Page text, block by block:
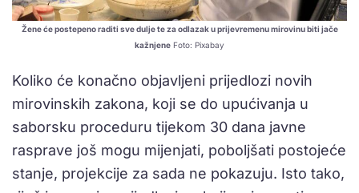
Žene će postepeno raditi sve dulje te za odlazak u prijevremenu mirovinu biti jače
kažnjene Foto: Pixabay
Koliko će konačno objavljeni prijedlozi novih
mirovinskih zakona, koji se do upućivanja u
saborsku proceduru tijekom 30 dana javne
rasprave još mogu mijenjati, poboljšati postojeće
stanje, projekcije za sada ne pokazuju. Isto tako,